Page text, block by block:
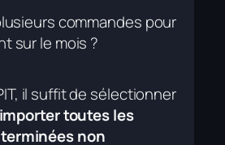
commandes pour
sur le mois ?
il suffit de sélectionner
importer toutes les
non